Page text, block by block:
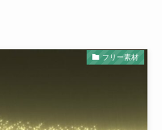
フリー素材